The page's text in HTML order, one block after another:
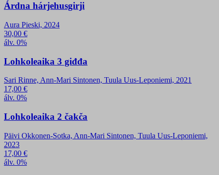
Árdna hárjehusgirji
Aura Pieski, 2024
30,00 €
álv. 0%
Lohkoleaika 3 giđđa
Sari Rinne, Ann-Mari Sintonen, Tuula Uus-Leponiemi, 2021
17,00 €
álv. 0%
Lohkoleaika 2 čakča
Päivi Okkonen-Sotka, Ann-Mari Sintonen, Tuula Uus-Leponiemi,
2023
17,00 €
álv. 0%